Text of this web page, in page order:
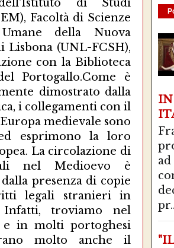
di Studi
Facoltà di Scienze
della Nuova
Lisbona (UNL-FCSH),
con la Biblioteca
Portogallo.Come è
dimostrato dalla
i collegamenti con il
medievale sono
esprimono la loro
La circolazione di
nel Medioevo è
presenza di copie
legali stranieri in
Infatti, troviamo nel
in molti portoghesi
molto anche il